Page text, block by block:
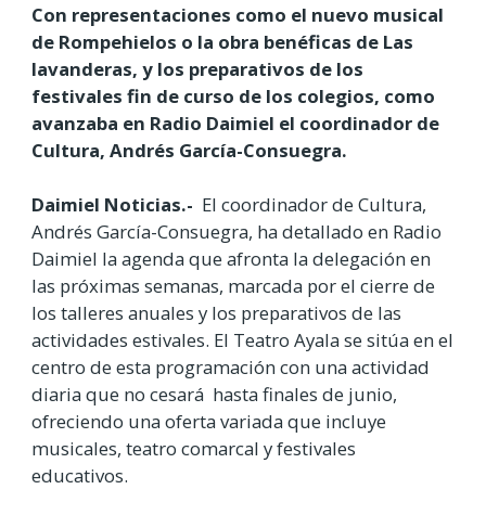
Con representaciones como el nuevo musical
de Rompehielos o la obra benéficas de Las
lavanderas, y los preparativos de los
festivales fin de curso de los colegios, como
avanzaba en Radio Daimiel el coordinador de
Cultura, Andrés García-Consuegra.
Daimiel Noticias.- El coordinador de Cultura,
Andrés García-Consuegra, ha detallado en Radio
Daimiel la agenda que afronta la delegación en
las próximas semanas, marcada por el cierre de
los talleres anuales y los preparativos de las
actividades estivales. El Teatro Ayala se sitúa en el
centro de esta programación con una actividad
diaria que no cesará hasta finales de junio,
ofreciendo una oferta variada que incluye
musicales, teatro comarcal y festivales
educativos.